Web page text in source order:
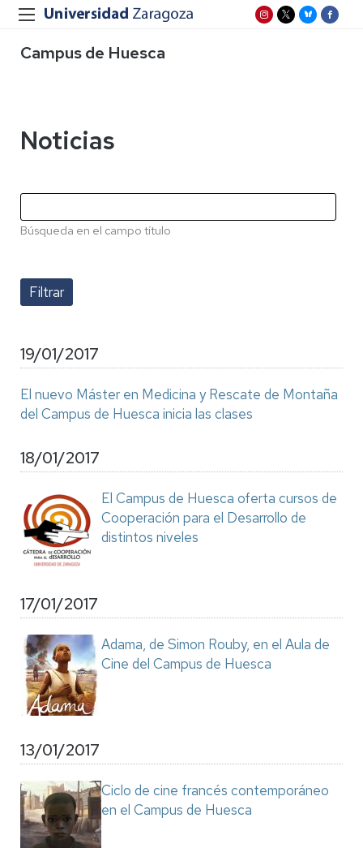
Campus de Huesca
Noticias
Búsqueda en el campo título
19/01/2017
El nuevo Máster en Medicina y Rescate de Montaña
del Campus de Huesca inicia las clases
18/01/2017
El Campus de Huesca oferta cursos de
Cooperación para el Desarrollo de
distintos niveles
17/01/2017
Adama, de Simon Rouby, en el Aula de
Cine del Campus de Huesca
13/01/2017
Ciclo de cine francés contemporáneo
en el Campus de Huesca